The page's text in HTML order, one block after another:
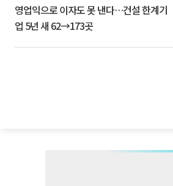
영업익으로 이자도 못 낸다…건설 한계기
업 5년 새 62→173곳